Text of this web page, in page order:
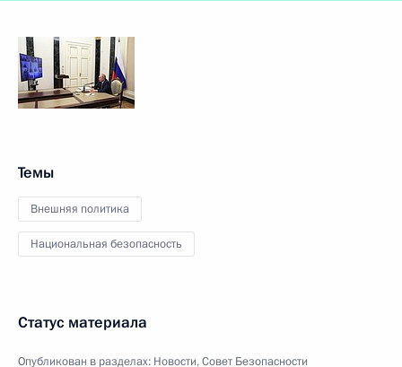
Темы
Внешняя политика
Национальная безопасность
Статус материала
Опубликован в разделах: Новости,Совет Безопасности